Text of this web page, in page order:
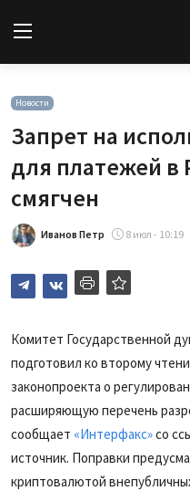
Новости
Статьи
Авторы
Архив
База знаний
Новости
Запрет на
для платежей
смягчен
Иванов Петр 8 июл - 10:19
Комитет Государственной
подготовил ко второму
законопроекта о
расширяющую перечень
сообщает «Интерфакс»со
источник. Поправки
криптовалютой